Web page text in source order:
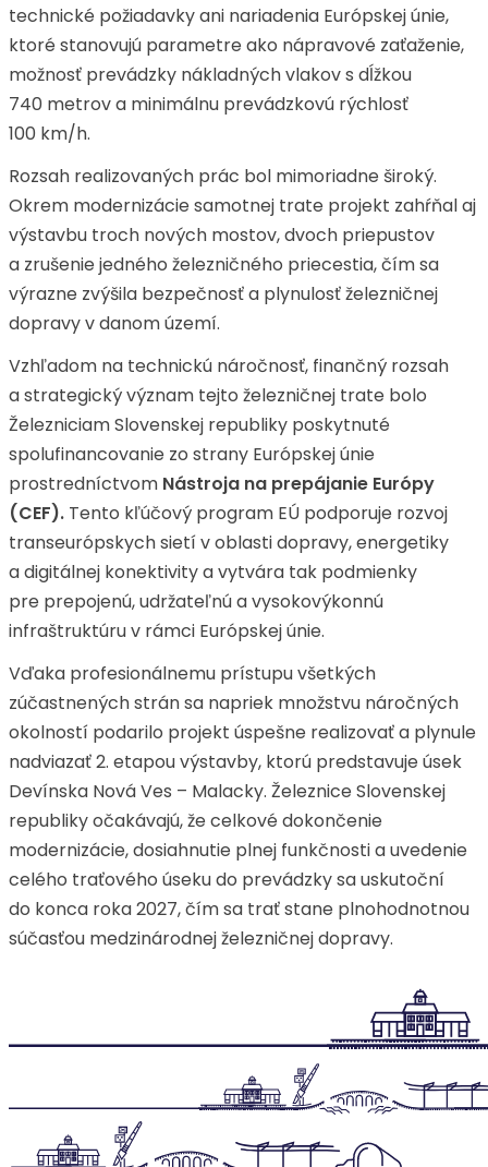
technické požiadavky ani nariadenia Európskej únie,
ktoré stanovujú parametre ako nápravové zaťaženie,
možnosť prevádzky nákladných vlakov s dĺžkou
740 metrov a minimálnu prevádzkovú rýchlosť
100 km/h.
Rozsah realizovaných prác bol mimoriadne široký.
Okrem modernizácie samotnej trate projekt zahŕňal aj
výstavbu troch nových mostov, dvoch priepustov
a zrušenie jedného železničného priecestia, čím sa
výrazne zvýšila bezpečnosť a plynulosť železničnej
dopravy v danom území.
Vzhľadom na technickú náročnosť, finančný rozsah
a strategický význam tejto železničnej trate bolo
Železniciam Slovenskej republiky poskytnuté
spolufinancovanie zo strany Európskej únie
prostredníctvom Nástroja na prepájanie Európy
(CEF). Tento kľúčový program EÚ podporuje rozvoj
transeurópskych sietí v oblasti dopravy, energetiky
a digitálnej konektivity a vytvára tak podmienky
pre prepojenú, udržateľnú a vysokovýkonnú
infraštruktúru v rámci Európskej únie.
Vďaka profesionálnemu prístupu všetkých
zúčastnených strán sa napriek množstvu náročných
okolností podarilo projekt úspešne realizovať a plynule
nadviazať 2. etapou výstavby, ktorú predstavuje úsek
Devínska Nová Ves – Malacky. Železnice Slovenskej
republiky očakávajú, že celkové dokončenie
modernizácie, dosiahnutie plnej funkčnosti a uvedenie
celého traťového úseku do prevádzky sa uskutoční
do konca roka 2027, čím sa trať stane plnohodnotnou
súčasťou medzinárodnej železničnej dopravy.